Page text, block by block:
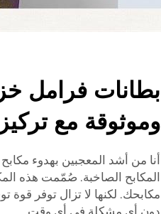
بطانات فرامل
وموثوقة مع
المكابح الصاخبة. صُمّمت هذه
مكابحك. لكنها لا تزال توفر
دون أي مشكلة في أي وقت.